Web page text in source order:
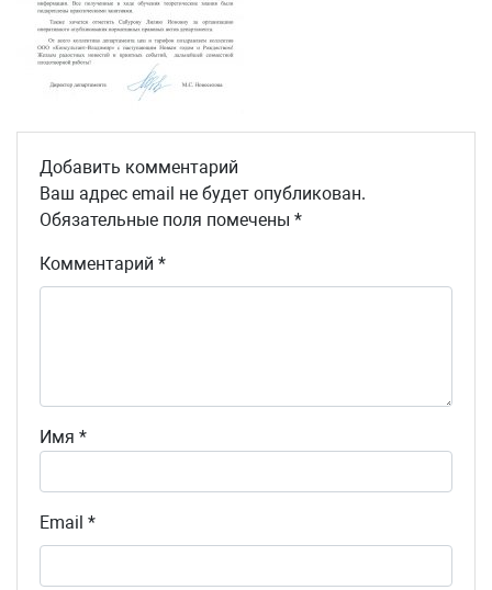
Добавить комментарий
Ваш адрес email не будет опубликован.
Обязательные поля помечены *
Комментарий *
Имя *
Email *